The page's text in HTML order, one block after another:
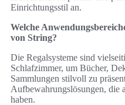
Einrichtungsstil an.
Welche
von String?
Die Regalsysteme sind
Schlafzimmer, um Bücher,
Sammlungen stilvoll zu
Aufbewahrungslösungen, die
haben.